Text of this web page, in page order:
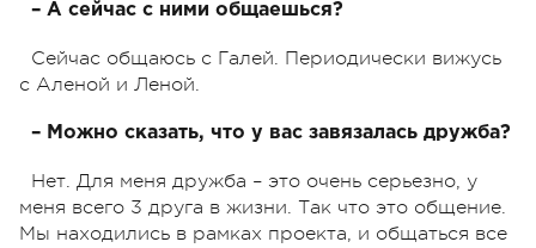
– А сейчас с ними общаешься?
Сейчас общаюсь с Галей. Периодически вижусь
с Аленой и Леной.
– Можно сказать, что у вас завязалась дружба?
Нет. Для меня дружба – это очень серьезно, у
меня всего 3 друга в жизни. Так что это общение.
Мы находились в рамках проекта, и общаться все